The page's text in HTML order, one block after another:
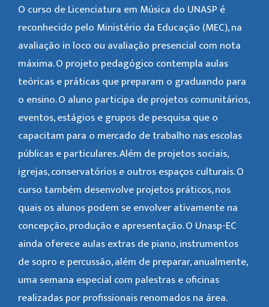
O curso de Licenciatura em Música do UNASP é
reconhecido pelo Ministério da Educação (MEC), na
avaliação in loco ou avaliação presencial com nota
máxima. O projeto pedagógico contempla aulas
teóricas e práticas que preparam o graduando para
o ensino. O aluno participa de projetos comunitários,
eventos, estágios e grupos de pesquisa que o
capacitam para o mercado de trabalho nas escolas
públicas e particulares. Além de projetos sociais,
igrejas, conservatórios e outros espaços culturais. O
curso também desenvolve projetos práticos, nos
quais os alunos podem se envolver ativamente na
concepção, produção e apresentação. O Unasp-EC
ainda oferece aulas extras de piano, instrumentos
de sopro e percussão, além de preparar, anualmente,
uma semana especial com palestras e oficinas
realizadas por profissionais renomados na área.